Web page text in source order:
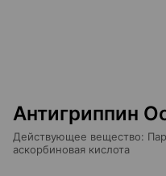
Антигриппин
Действующее вещество:
аскорбиновая кислота